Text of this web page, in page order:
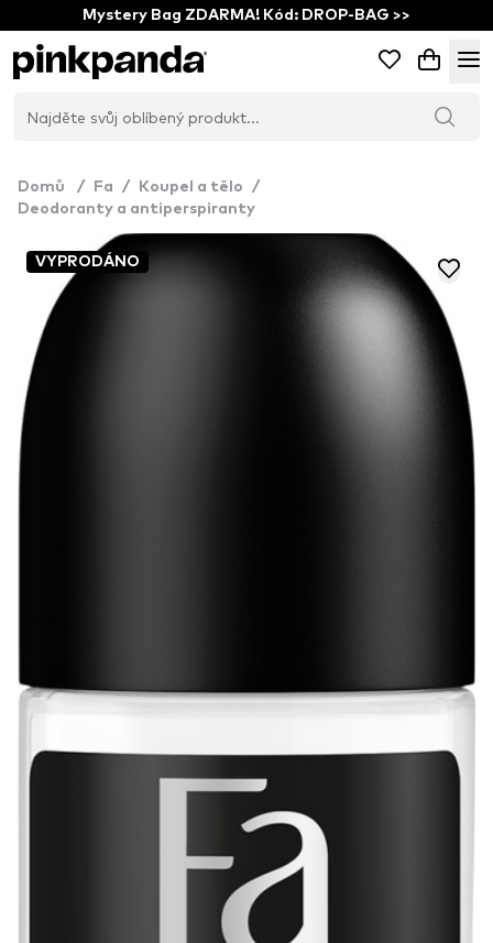
Mystery Bag ZDARMA! Kód: DROP-BAG >>
Domů / Fa / Koupel a tělo
/
Deodoranty a antiperspiranty
VYPRODÁNO